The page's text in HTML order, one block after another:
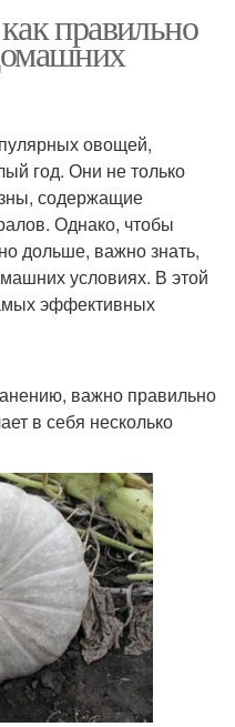
правильно
овощей,
год. Они не только
содержащие
Однако, чтобы
дольше, важно знать,
условиях. В этой
эффективных
важно правильно
в себя несколько